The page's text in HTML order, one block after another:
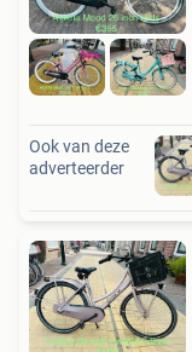
Ook van deze
adverteerder